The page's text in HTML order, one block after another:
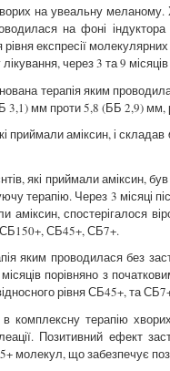
на увеальну меланому.
на фоні
рівня експресії
через 3 та 9 місяців
терапія яким
3,1) мм проти 5,8 (ББ 2,9) мм,
аміксин, і
які приймали аміксин,
терапію. Через 3 місяці
спостерігалося
СБ150+, СБ45+, СБ7+.
яким проводилася без
порівняно з
рівня СБ45+, та
комплексну терапію
Позитивний ефект
молекул, що забезпечує